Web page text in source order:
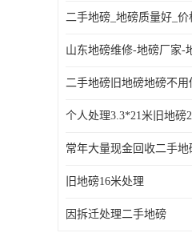
个人处理3.3*21米旧地磅
常年大量现金回收二手地
旧地磅16米处理
因拆迁处理二手地磅